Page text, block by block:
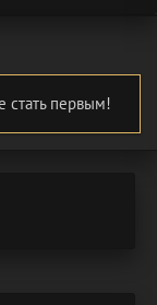
стать первым!